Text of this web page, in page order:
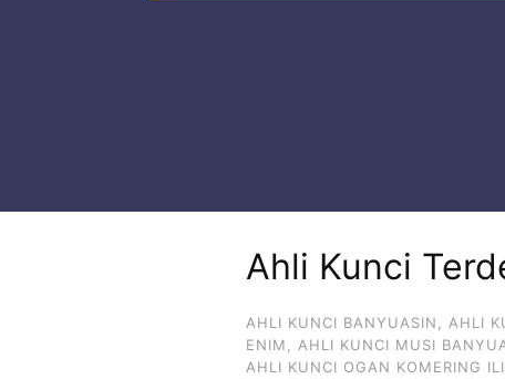
Ahli Kunci
AHLI KUNCI BANYUASIN AHLI
ENIM
AHLI KUNCI MUSI
AHLI KUNCI OGAN KOMERING